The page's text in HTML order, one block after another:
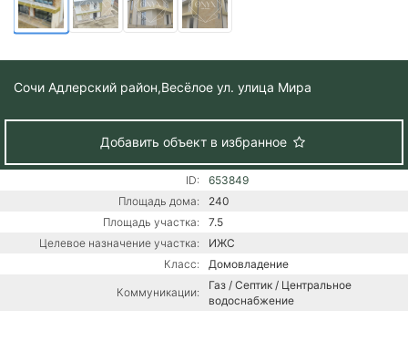
Сочи Адлерский район,Весёлое ул. улица Мира
Добавить объект в избранное
ID:
653849
Площадь дома:
240
Площадь участка:
7.5
Целевое назначение участка:
ИЖС
Класс:
Домовладение
Коммуникации:
Газ / Септик / Центральное
водоснабжение